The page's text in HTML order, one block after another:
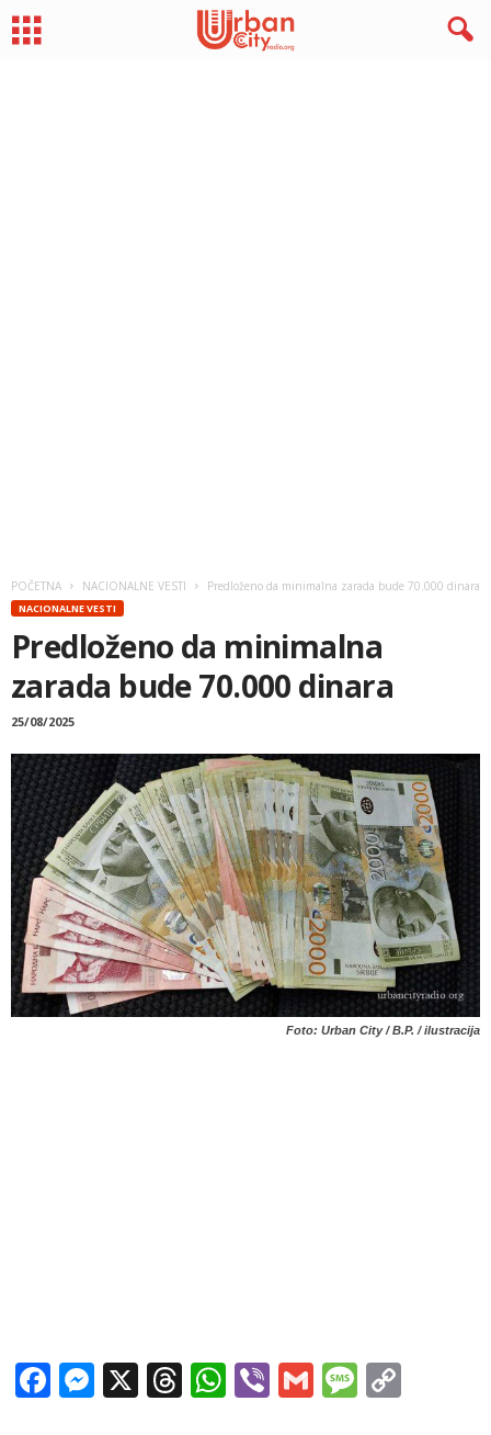
POČETNA NACIONALNE VESTI Predloženo da minimalna zarada bude 70.000 dinara
NACIONALNE VESTI
Predloženo da minimalna
zarada bude 70.000 dinara
25/08/2025
Foto: Urban City / B.P. / ilustracija
Facebook
Messenger
X Threads
WhatsApp
ViberGmail